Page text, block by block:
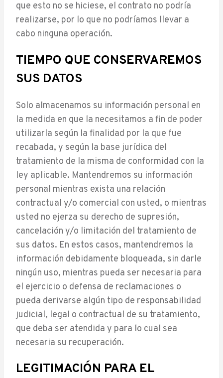
que esto no se hiciese, el contrato no podría
realizarse, por lo que no podríamos llevar a
cabo ninguna operación.
TIEMPO QUE CONSERVAREMOS
SUS DATOS
Solo almacenamos su información personal en
la medida en que la necesitamos a fin de poder
utilizarla según la finalidad por la que fue
recabada, y según la base jurídica del
tratamiento de la misma de conformidad con la
ley aplicable. Mantendremos su información
personal mientras exista una relación
contractual y/o comercial con usted, o mientras
usted no ejerza su derecho de supresión,
cancelación y/o limitación del tratamiento de
sus datos. En estos casos, mantendremos la
información debidamente bloqueada, sin darle
ningún uso, mientras pueda ser necesaria para
el ejercicio o defensa de reclamaciones o
pueda derivarse algún tipo de responsabilidad
judicial, legal o contractual de su tratamiento,
que deba ser atendida y para lo cual sea
necesaria su recuperación.
LEGITIMACIÓN PARA EL